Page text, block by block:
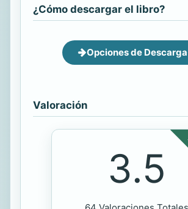
¿Cómo descargar el libro?
Opciones de Descarga
Valoración
3.5